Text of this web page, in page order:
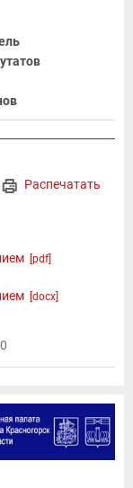
Распечатать
[pdf]
[docx]